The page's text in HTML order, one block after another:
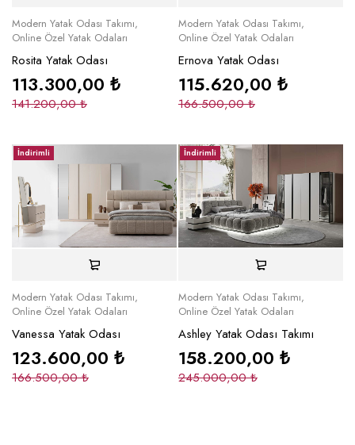
Modern Yatak Odası Takımı,
Online Özel Yatak Odaları
Rosita Yatak Odası
141.200,00₺
113.300,00 ₺
Modern Yatak Odası Takımı,
Online Özel Yatak Odaları
Ernova Yatak Odası
166.500,00₺
115.620,00 ₺
İndirimli
Modern Yatak Odası Takımı,
Online Özel Yatak Odaları
Vanessa Yatak Odası
166.500,00₺
123.600,00 ₺
İndirimli
Modern Yatak Odası Takımı,
Online Özel Yatak Odaları
Ashley Yatak Odası Takımı
245.000,00₺
158.200,00 ₺